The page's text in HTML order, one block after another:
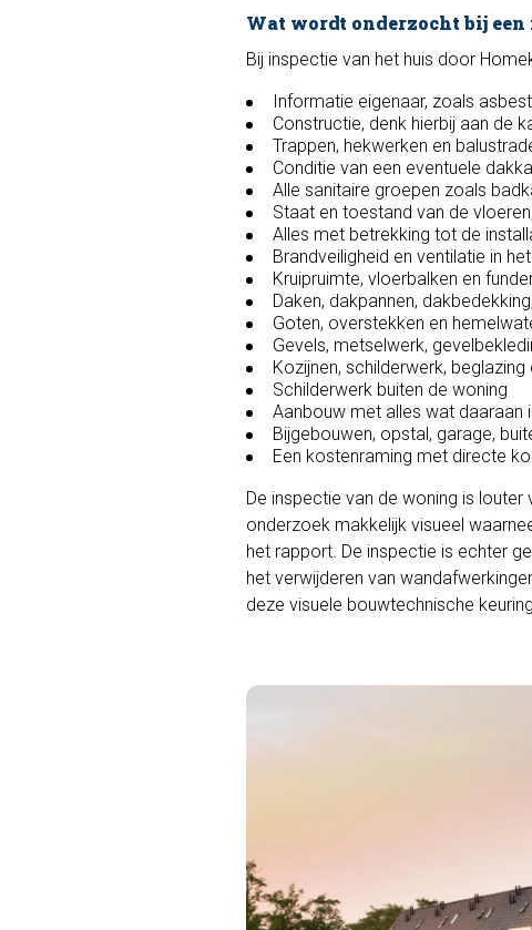
Wat wordt onderzocht bij
Bij inspectie van het huis door
Informatie eigenaar, zoals
Constructie, denk hierbij aan de
Trappen, hekwerken en
Conditie van een eventuele
Alle sanitaire groepen zoals
Staat en toestand van de
Alles met betrekking tot de
Brandveiligheid en ventilatie in
Kruipruimte, vloerbalken en
Daken, dakpannen,
Goten, overstekken en
Gevels, metselwerk,
Kozijnen, schilderwerk,
Schilderwerk buiten de woning
Aanbouw met alles wat daaraan
Bijgebouwen, opstal, garage,
Een kostenraming met directe
De inspectie van de woning is
onderzoek makkelijk visueel
het rapport. De inspectie is echter
het verwijderen van
deze visuele bouwtechnische